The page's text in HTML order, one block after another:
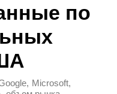
по
, Microsoft,